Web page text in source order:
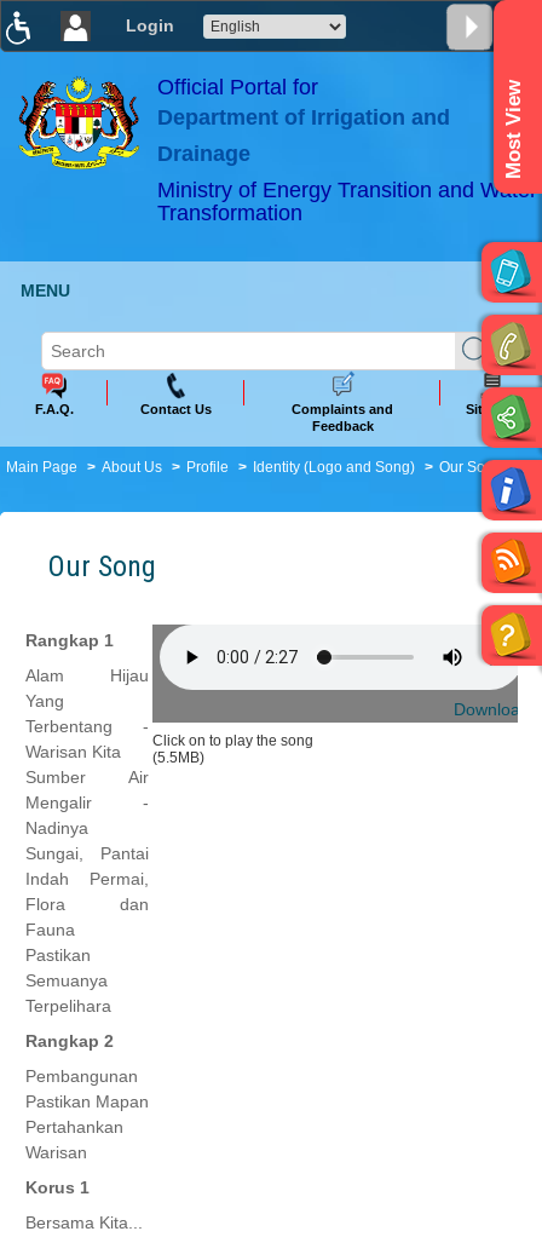
Login
×
ABeeZee
Official Portal for
Department of Irrigation and
Drainage
Ministry of Energy Transition and Water
Transformation
Most View
MENU
F.A.Q. Contact Us
Complaints and
Feedback
Sitemap
Main Page About Us Profile Identity (Logo and Song) Our Song
Our Song
Rangkap 1
Alam Hijau
Yang
Terbentang -
Warisan Kita
Sumber Air
Mengalir -
Nadinya
Sungai, Pantai
Indah Permai,
Flora dan
Fauna
Pastikan
Semuanya
Terpelihara
Rangkap 2
Pembangunan
Pastikan Mapan
Pertahankan
Warisan
Korus 1
Bersama Kita...
Download
Click on to play the song
(5.5MB)